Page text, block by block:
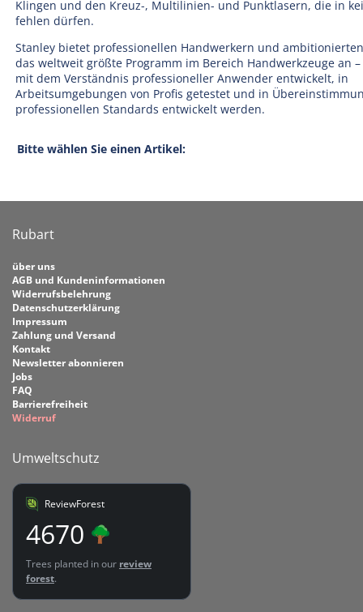
Klingen und den Kreuz-, Multilinien- und Punktlasern, die in
fehlen dürfen.
Stanley bietet professionellen Handwerkern und
das weltweit größte Programm im Bereich Handwerkzeuge an
mit dem Verständnis professioneller Anwender entwickelt, in
Arbeitsumgebungen von Profis getestet und in
professionellen Standards entwickelt werden.
Bitte wählen Sie einen Artikel:
Rubart
über uns
AGB und Kundeninformationen
Widerrufsbelehrung
Datenschutzerklärung
Impressum
Zahlung und Versand
Kontakt
Newsletter abonnieren
Jobs
FAQ
Barrierefreiheit
Widerruf
Umweltschutz
ReviewForest
4670
Trees planted in our review
forest.